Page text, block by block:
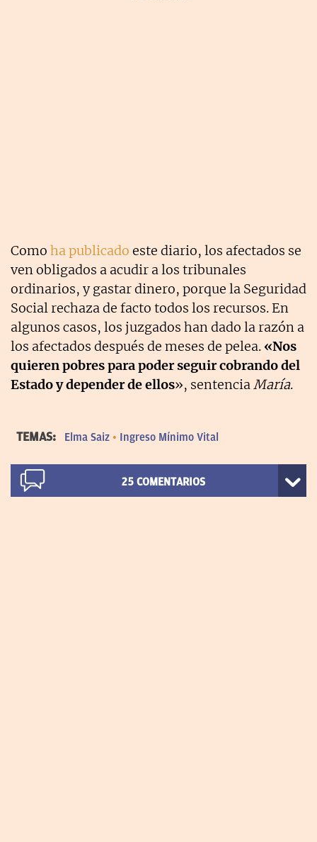
Como ha publicado este diario, los afectados se
ven obligados a acudir a los tribunales
ordinarios, y gastar dinero, porque la Seguridad
Social rechaza de facto todos los recursos. En
algunos casos, los juzgados han dado la razón a
los afectados después de meses de pelea. «Nos
quieren pobres para poder seguir cobrando del
Estado y depender de ellos», sentencia María.
TEMAS: Elma Saiz Ingreso Mínimo Vital
25 COMENTARIOS